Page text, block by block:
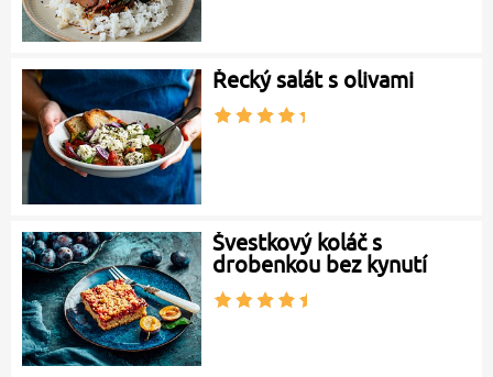
Řecký salát s olivami
Švestkový koláč s
drobenkou bez kynutí